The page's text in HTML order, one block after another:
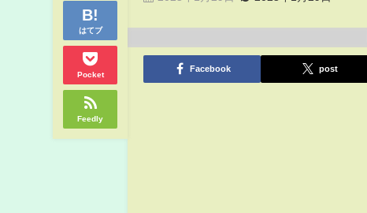
はてブ
Pocket
Feedly
Facebook post